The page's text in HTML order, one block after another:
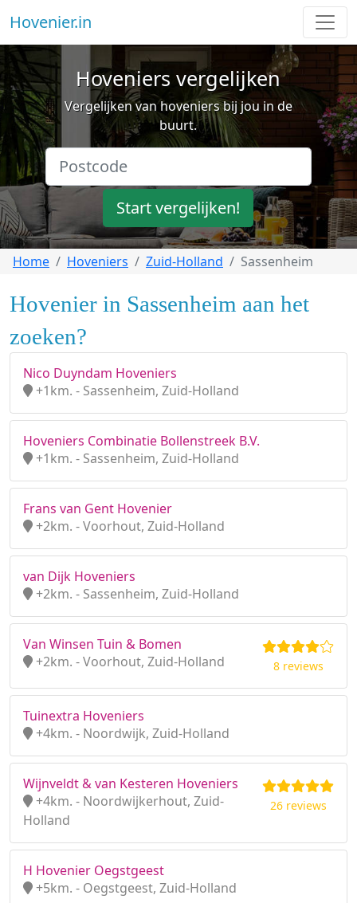
Hovenier.in
Hoveniers vergelijken
Vergelijken van hoveniers bij jou in de
buurt.
Start vergelijken!
Home Hoveniers Zuid-Holland Sassenheim
Hovenier in Sassenheim aan het
zoeken?
Nico Duyndam Hoveniers
+1km. - Sassenheim, Zuid-Holland
Hoveniers Combinatie Bollenstreek B.V.
+1km. - Sassenheim, Zuid-Holland
Frans van Gent Hovenier
+2km. - Voorhout, Zuid-Holland
van Dijk Hoveniers
+2km. - Sassenheim, Zuid-Holland
Van Winsen Tuin & Bomen
+2km. - Voorhout, Zuid-Holland
8 reviews
Tuinextra Hoveniers
+4km. - Noordwijk, Zuid-Holland
Wijnveldt & van Kesteren Hoveniers
+4km. - Noordwijkerhout, Zuid-
Holland
26 reviews
H Hovenier Oegstgeest
+5km. - Oegstgeest, Zuid-Holland